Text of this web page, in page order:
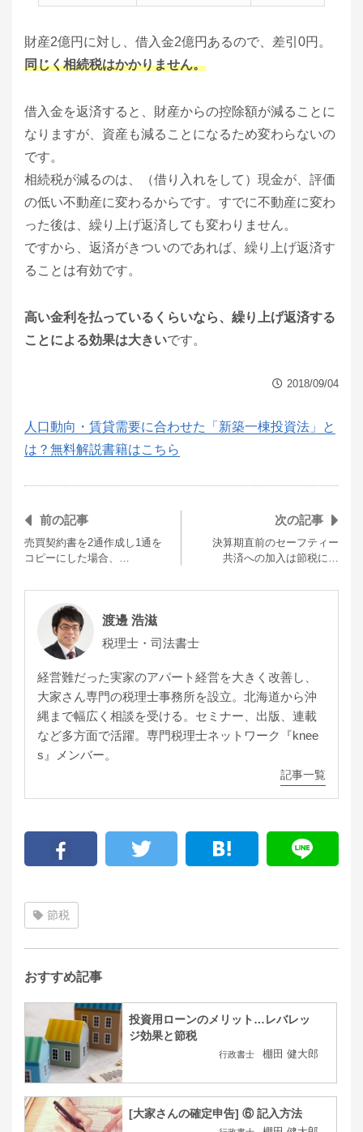
財産2億円に対し、借入金2億円あるので、差引0円。
同じく相続税はかかりません。
借入金を返済すると、財産からの控除額が減ることに
なりますが、資産も減ることになるため変わらないの
です。
相続税が減るのは、（借り入れをして）現金が、評価
の低い不動産に変わるからです。すでに不動産に変わ
った後は、繰り上げ返済しても変わりません。
ですから、返済がきついのであれば、繰り上げ返済す
ることは有効です。
高い金利を払っているくらいなら、繰り上げ返済する
ことによる効果は大きいです。
2018/09/04
人口動向・賃貸需要に合わせた「新築一棟投資法」と
は？無料解説書籍はこちら
前の記事
売買契約書を2通作成し1通を
コピーにした場合、…
次の記事
決算期直前のセーフティー
共済への加入は節税に…
渡邊 浩滋
税理士・司法書士
経営難だった実家のアパート経営を大きく改善し、
大家さん専門の税理士事務所を設立。北海道から沖
縄まで幅広く相談を受ける。セミナー、出版、連載
など多方面で活躍。専門税理士ネットワーク『knee
s』メンバー。
記事一覧
節税
おすすめ記事
投資用ローンのメリット…レバレッ
ジ効果と節税
行政書士 棚田 健大郎
[大家さんの確定申告] ⑥ 記入方法